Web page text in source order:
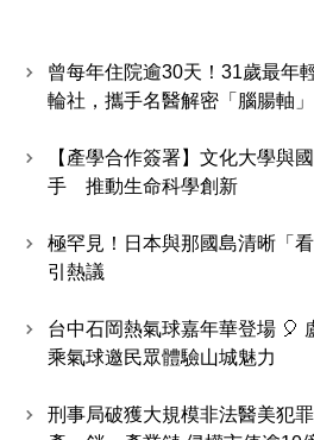
曾每年住院逾30天！31歲最年
輪社，攜手名醫解密「腦腸軸
【產學合作簽署】文化大學與
手 推動生命科學創新
極罕見！日本與那國島清晰「
引熱議
台中石岡熱氣球嘉年華登場 🎈
乘氣球邀民眾體驗山城魅力
刑事局破獲大規模非法醫美犯